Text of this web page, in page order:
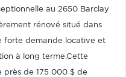
au 2650 Barclay
rénové situé dans
forte demande locative et
à long terme.Cette
près de 175 000 $ de